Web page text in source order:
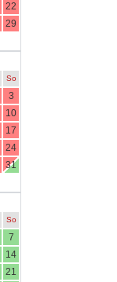
22
29
So
3
10
17
24
31
So
7
14
21